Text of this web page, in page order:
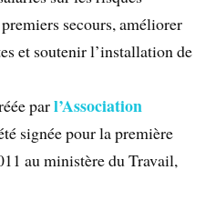
secours, améliorer
et soutenir l’installation de
parl’Association
signée pour la première
au ministère du Travail,